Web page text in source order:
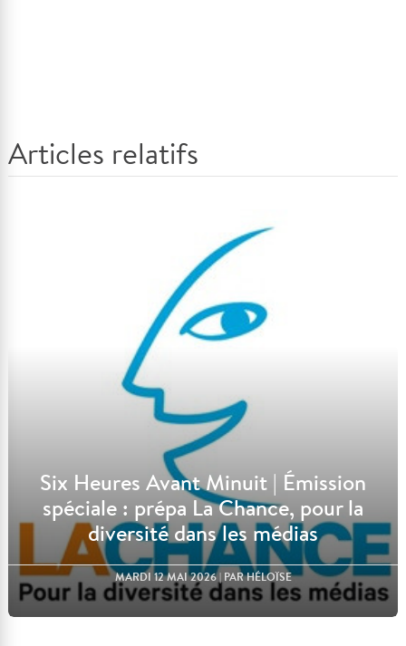
Articles relatifs
Six Heures Avant Minuit | Émission
spéciale : prépa La Chance, pour la
diversité dans les médias
MARDI 12 MAI 2026| PAR HÉLOÏSE